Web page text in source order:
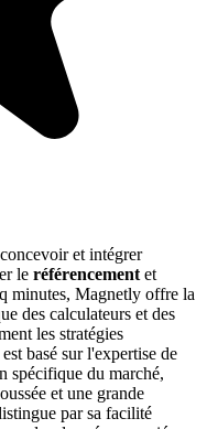
et intégrer
le référencement et
minutes, Magnetly offre la
des calculateurs et des
les stratégies
basé sur l'expertise de
spécifique du marché,
et une grande
par sa facilité